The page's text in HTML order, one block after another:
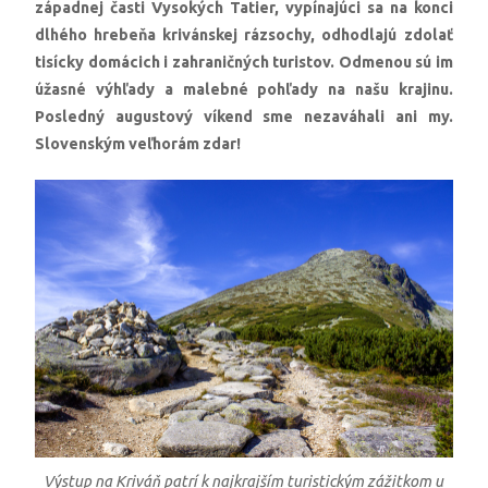
západnej časti Vysokých Tatier, vypínajúci sa na konci
dlhého hrebeňa krivánskej rázsochy, odhodlajú zdolať
tisícky domácich i zahraničných turistov. Odmenou sú im
úžasné výhľady a malebné pohľady na našu krajinu.
Posledný augustový víkend sme nezaváhali ani my.
Slovenským veľhorám zdar!
Výstup na Kriváň patrí k najkrajším turistickým zážitkom u